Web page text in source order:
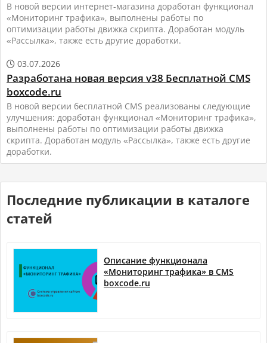
В новой версии интернет-магазина доработан функционал
«Мониторинг трафика», выполнены работы по
оптимизации работы движка скрипта. Доработан модуль
«Рассылка», также есть другие доработки.
 03.07.2026
Разработана новая версия v38 Бесплатной CMS
boxcode.ru
В новой версии бесплатной CMS реализованы следующие
улучшения: доработан функционал «Мониторинг трафика»,
выполнены работы по оптимизации работы движка
скрипта. Доработан модуль «Рассылка», также есть другие
доработки.
Последние публикации в каталоге
статей
Описание функционала
«Мониторинг трафика» в CMS
boxcode.ru